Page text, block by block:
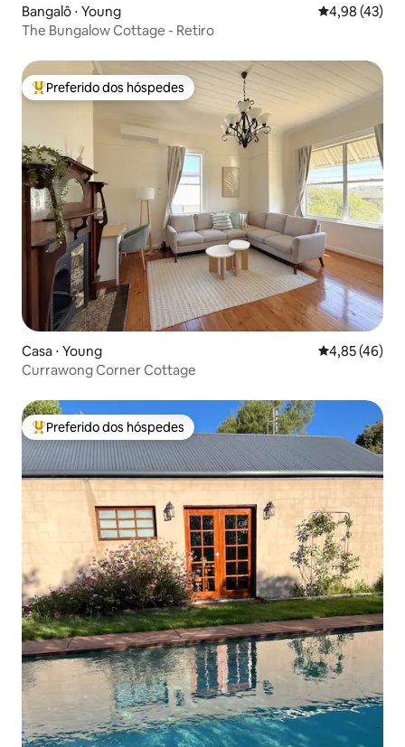
Bangalô ⋅ Young 4,98 de uma
4,98 (43)
The Bungalow Cottage - Retiro
Entre os melhores preferidos dos hóspedes
Preferido dos hóspedes
Casa ⋅ Young 4,85 de uma
4,85 (46)
Currawong Corner Cottage
Entre os melhores preferidos dos hóspedes
Preferido dos hóspedes